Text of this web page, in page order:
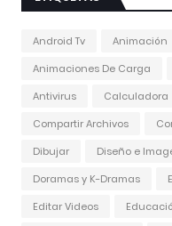
Android Tv
Animación
Animaciones De Carga
Antivirus
Calculadora
Compartir Archivos
Dibujar
Diseño e
Doramas y K-Dramas
Editar Videos